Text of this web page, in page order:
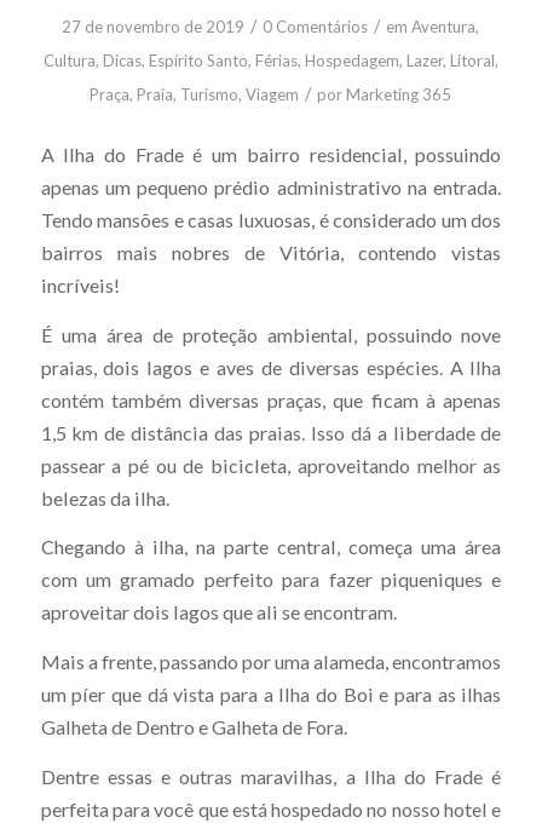
27 de novembro de 2019 / 0 Comentários / emAventura,
Cultura, Dicas, Espírito Santo, Férias, Hospedagem, Lazer, Litoral,
Praça, Praia, Turismo,Viagem / por Marketing 365
A Ilha do Frade é um bairro residencial, possuindo
apenas um pequeno prédio administrativo na entrada.
Tendo mansões e casas luxuosas, é considerado um dos
bairros mais nobres de Vitória, contendo vistas
incríveis!
É uma área de proteção ambiental, possuindo nove
praias, dois lagos e aves de diversas espécies. A Ilha
contém também diversas praças, que ficam à apenas
1,5 km de distância das praias. Isso dá a liberdade de
passear a pé ou de bicicleta, aproveitando melhor as
belezas da ilha.
Chegando à ilha, na parte central, começa uma área
com um gramado perfeito para fazer piqueniques e
aproveitar dois lagos que ali se encontram.
Mais a frente, passando por uma alameda, encontramos
um píer que dá vista para a Ilha do Boi e para as ilhas
Galheta de Dentro e Galheta de Fora.
Dentre essas e outras maravilhas, a Ilha do Frade é
perfeita para você que está hospedado no nosso hotel e